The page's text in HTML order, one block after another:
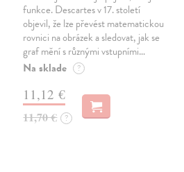
funkce. Descartes v 17. století
objevil, že lze převést matematickou
rovnici na obrázek a sledovat, jak se
graf mění s různými vstupními…
Na sklade ?
11,12 €
11,70 € ?